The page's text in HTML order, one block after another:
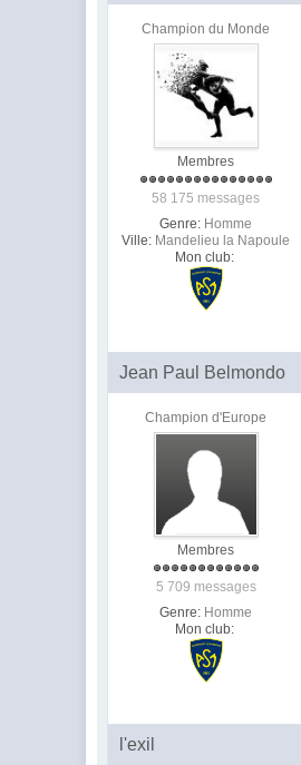
Champion du Monde
Membres
58 175 messages
Genre: Homme
Ville: Mandelieu la Napoule
Mon club:
Jean Paul Belmondo
Champion d'Europe
Membres
5 709 messages
Genre: Homme
Mon club:
l'exil